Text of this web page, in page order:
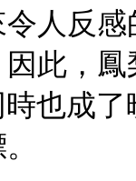
令人反
此，
時也成